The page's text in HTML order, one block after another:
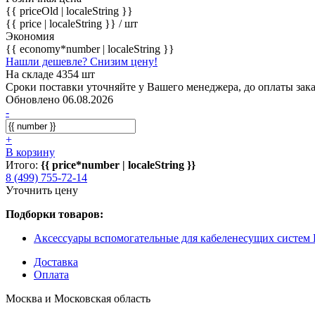
{{ priceOld | localeString }}
{{ price | localeString }} / шт
Экономия
{{ economy*number | localeString }}
Нашли дешевле? Снизим цену!
На складе 4354 шт
Сроки поставки уточняйте у Вашего менеджера, до оплаты
Обновлено 06.08.2026
-
+
В корзину
Итого: {{ price*number | localeString }}
8 (499) 755-72-14
Уточнить цену
Подборки товаров:
Аксессуары вспомогательные для кабеленесущих систем
Доставка
Оплата
Москва и Московская область